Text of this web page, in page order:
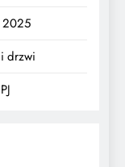
2025
drzwi